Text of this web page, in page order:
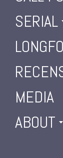
SERIAL
MEDIA
ABOUT